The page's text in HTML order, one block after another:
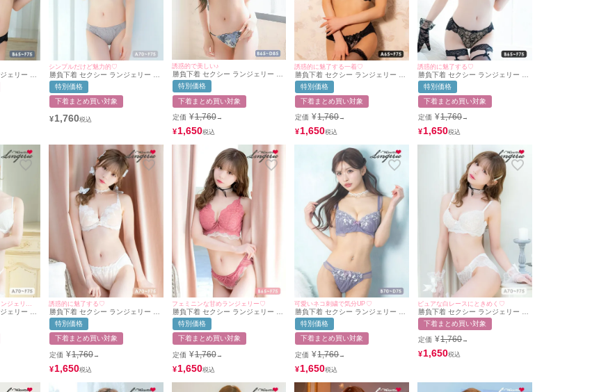
ェリー ア
アウト 脇
ャー ショ
シンプルだけど魅力的♡
勝負下着 セクシー ランジェリー フ
ラワーゴージャスレースチュール脇
高カップブラジャー＆ショーツ2点
セット
特別価格
下着まとめ買い対象
¥1,760
誘惑的で美しい♪
勝負下着 セクシー ランジェリー レ
ースアップ リーフ 刺繍 レース ワイ
ヤー 脇高 ブラジャー＆ショーツ2点
セット
特別価格
下着まとめ買い対象
定価 ¥1,760→
¥ 1,650
誘惑的に魅了する一着♡
勝負下着 セクシー ランジェリー ヌ
ーディー フラワー刺繍 レース 脇高
ワイヤー ブラジャー ショーツ 2点
セット
特別価格
下着まとめ買い対象
定価 ¥1,760→
¥1,650
誘惑的に魅了する♡
勝負下着 セクシー ランジェリー ヌ
ーディー 刺繍 レース ブラック 黒
脇高 ブラジャー ショーツ 2点セッ
ト
特別価格
下着まとめ買い対象
定価 ¥1,760→
¥1,650
ェリー レ
ョーツ 下
誘惑的に魅了する♡
勝負下着 セクシー ランジェリー ヌ
ーディー フラワー レース 刺繍 白
脇高 ブラジャー ショーツ 2点セッ
ト
特別価格
下着まとめ買い対象
定価 ¥1,760→
¥1,650
フェミニンな甘めランジェリー♡
勝負下着 セクシー ランジェリー フ
ラワー刺繍 レース ワイヤー バイカ
ラー ブラジャー ショーツ 2点セッ
ト
特別価格
下着まとめ買い対象
定価 ¥1,760→
¥ 1,650
可愛いネコ刺繍で気分UP♡
勝負下着 セクシー ランジェリー キ
ャット 刺繍 フェミニン チュール フ
リル リボン ワイヤー ブラジャー シ
ョーツ 2点セット
特別価格
下着まとめ買い対象
定価 ¥1,760→
¥1,650
ピュアな白レースにときめく♡
勝負下着 セクシー ランジェリー ヌ
ーディー ノスタルジック 刺繍 レー
ス ブラック 白 脇高 ブラジャー シ
ョーツ 下着 2点セット
下着まとめ買い対象
定価 ¥1,760→
¥1,650